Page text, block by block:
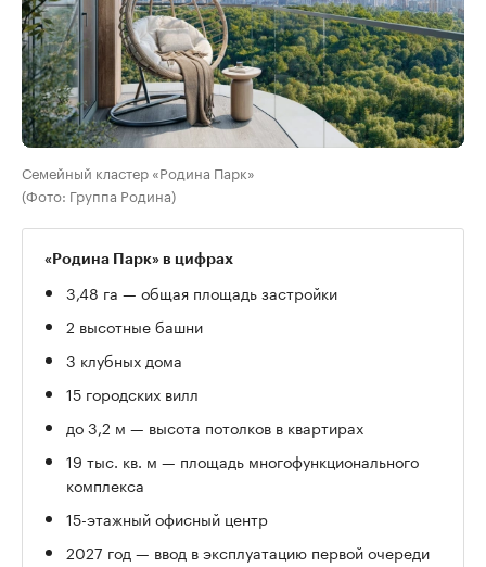
Семейный кластер «Родина Парк»
(Фото: Группа Родина)
«Родина Парк» в цифрах
3,48 га — общая площадь застройки
2 высотные башни
3 клубных дома
15 городских вилл
до 3,2 м — высота потолков в квартирах
19 тыс. кв. м — площадь многофункционального
комплекса
15-этажный офисный центр
2027 год — ввод в эксплуатацию первой очереди